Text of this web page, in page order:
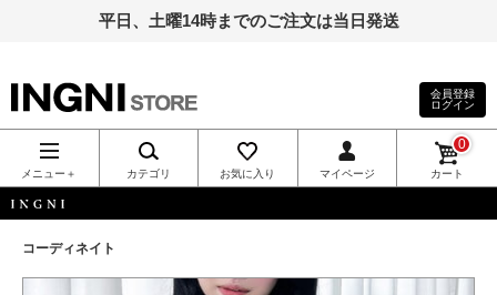
平日、土曜14時までのご注文は当日発送
INGNI（イン
グ）公式通
販｜INGNI
STORE
会員登録
ログイン
メニュー＋ カテゴリ お気に入り マイページ カート
0
コーディネイト